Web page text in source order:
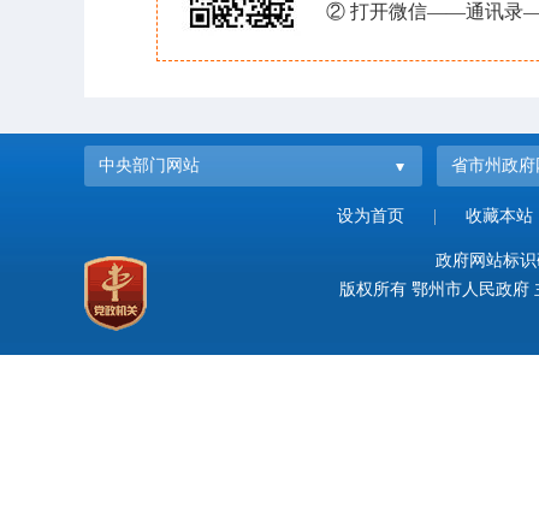
② 打开微信——通讯录
中央部门网站 省市州政府
设为首页 收藏本站
政府网站标
版权所有 鄂州市人民政府